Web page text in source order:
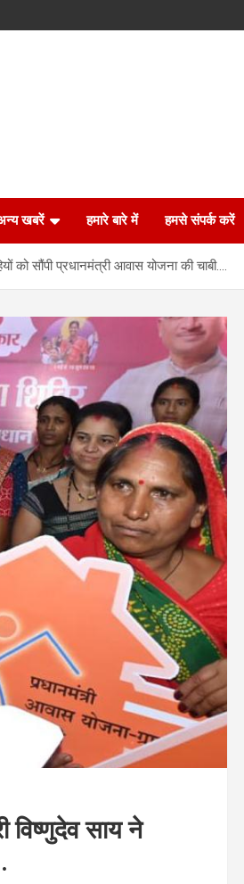
खबरें हमारे बारे में हमसे संपर्क करें
को सौंपी प्रधानमंत्री आवास योजना की चाबी….
साय ने